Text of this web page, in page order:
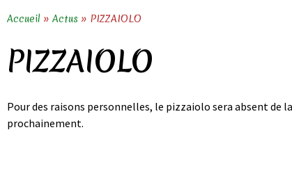
Accueil » Actus » PIZZAIOLO
PIZZAIOLO
Pour des raisons personnelles, le pizzaiolo sera absent de
prochainement.